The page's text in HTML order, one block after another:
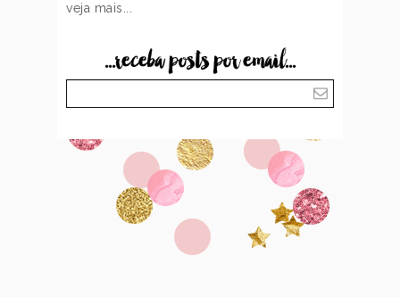
veja mais...
...receba posts por email...